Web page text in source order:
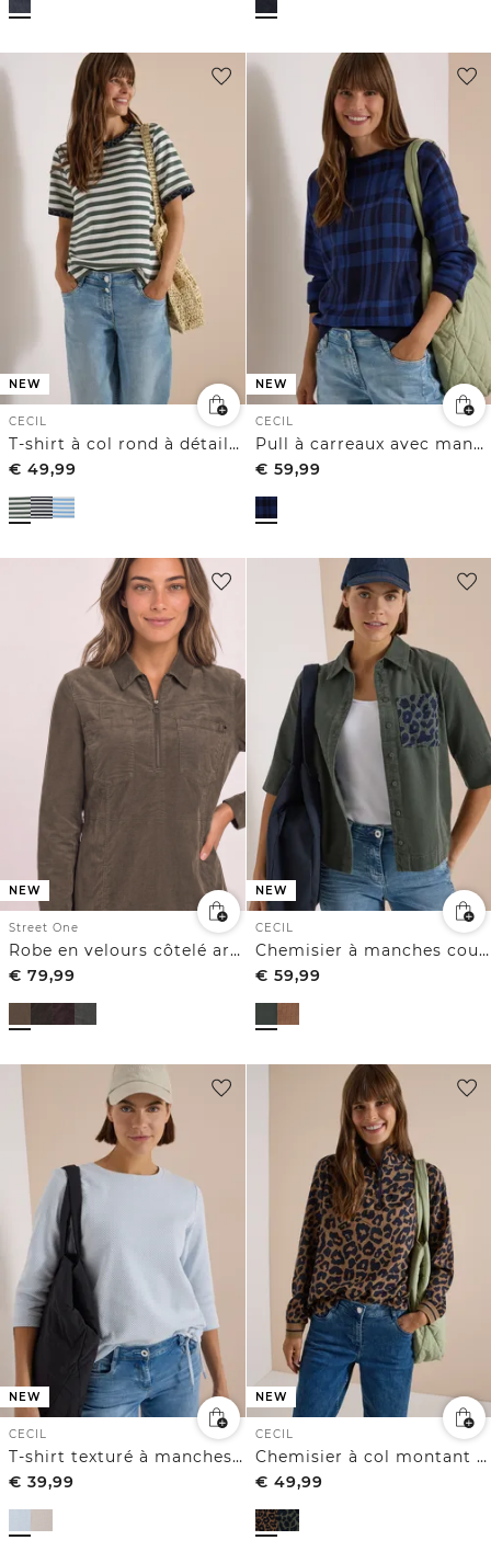
NEW
CECIL
T-shirt à col rond à détails léopard
€ 49,99
NEW
CECIL
Pull à carreaux avec manches dolman
€ 59,99
NEW
Street One
Robe en velours côtelé arrivant aux genoux, à fermeture zip
€ 79,99
NEW
CECIL
Chemisier à manches courtes en velours côtelé avec poche poitrine
€ 59,99
NEW
CECIL
T-shirt texturé à manches 3/4 et col rond
€ 39,99
NEW
CECIL
Chemisier à col montant zippé
€ 49,99